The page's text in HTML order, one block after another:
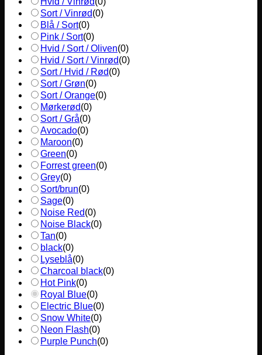
Sort / Vinrød(0)
Blå / Sort(0)
Pink / Sort(0)
Hvid / Sort / Oliven(0)
Hvid / Sort / Vinrød(0)
Sort / Hvid / Rød(0)
Sort / Grøn(0)
Sort / Orange(0)
Mørkerød(0)
Sort / Grå(0)
Avocado(0)
Maroon(0)
Green(0)
Forrest green(0)
Grey(0)
Sort/brun(0)
Sage(0)
Noise Red(0)
Noise Black(0)
Tan(0)
black(0)
Lyseblå(0)
Charcoal black(0)
Hot Pink(0)
Royal Blue(0)
Electric Blue(0)
Snow White(0)
Neon Flash(0)
Purple Punch(0)